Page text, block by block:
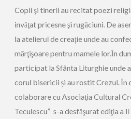
Copii şi tinerii au recitat poezi
invăţat pricesne şi rugăciuni. De
la atelierul de creație unde au
mărţişoare pentru mamele lor.În
participat la Sfânta Liturghie unde
corul bisericii și au rostit Crezul. În
colaborare cu Asociaţia Cultural
Teculescu” s-a desfăşurat ediţia a